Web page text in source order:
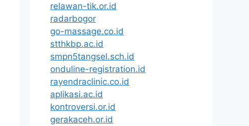
relawan-tik.or.id
radarbogor
go-massage.co.id
stthkbp.ac.id
smpn5tangsel.sch.id
onduline-registration.id
rayendraclinic.co.id
aplikasi.ac.id
kontroversi.or.id
gerakaceh.or.id